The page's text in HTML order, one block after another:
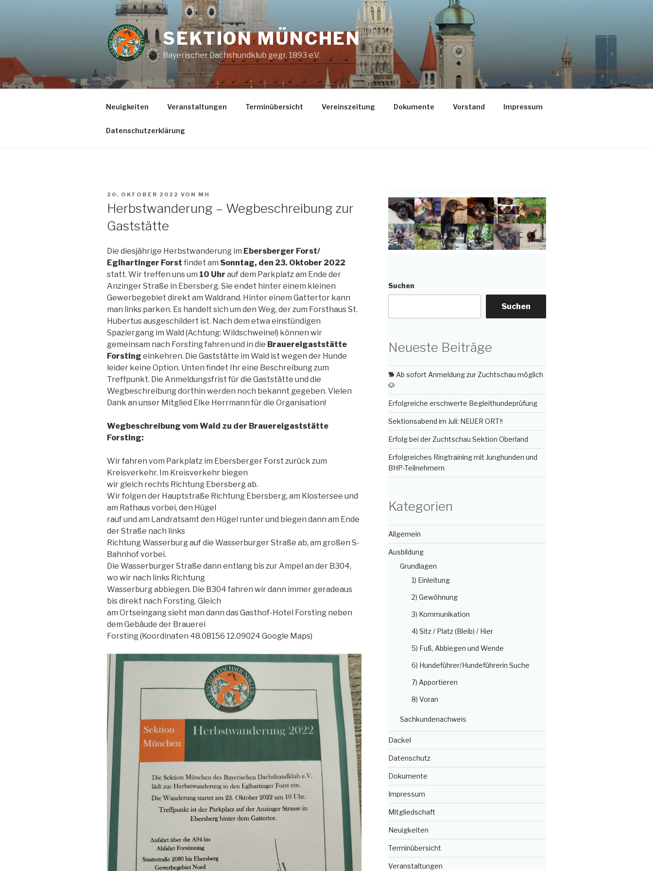
SEKTION MÜNCHEN
Bayerischer Dachshundklub gegr. 1893 e.V.
Neuigkeiten Veranstaltungen Terminübersicht Vereinszeitung Dokumente Vorstand Impressum
Datenschutzerklärung
VERÖFFENTLICHT
20. OKTOBER 2022 VON MH
Herbstwanderung – Wegbeschreibung zur
Gaststätte
Die diesjährige Herbstwanderung im Ebersberger Forst/
Eglhartinger Forst findet am Sonntag, den 23. Oktober 2022
statt. Wir treffen uns um 10 Uhr auf dem Parkplatz am Ende der
Anzinger Straße in Ebersberg. Sie endet hinter einem kleinen
Gewerbegebiet direkt am Waldrand. Hinter einem Gattertor kann
man links parken. Es handelt sich um den Weg, der zum Forsthaus St.
Hubertus ausgeschildert ist. Nach dem etwa einstündigen
Spaziergang im Wald (Achtung: Wildschweine!) können wir
gemeinsam nach Forsting fahren und in die Brauereigaststätte
Forsting einkehren. Die Gaststätte im Wald ist wegen der Hunde
leider keine Option. Unten findet Ihr eine Beschreibung zum
Treffpunkt. Die Anmeldungsfrist für die Gaststätte und die
Wegbeschreibung dorthin werden noch bekannt gegeben. Vielen
Dank an unser Mitglied Elke Herrmann für die Organisation!
Wegbeschreibung vom Wald zu der Brauereigaststätte
Forsting:
Wir fahren vom Parkplatz im Ebersberger Forst zurück zum
Kreisverkehr. Im Kreisverkehr biegen
wir gleich rechts Richtung Ebersberg ab.
Wir folgen der Hauptstraße Richtung Ebersberg, am Klostersee und
am Rathaus vorbei, den Hügel
rauf und am Landratsamt den Hügel runter und biegen dann am Ende
der Straße nach links
Richtung Wasserburg auf die Wasserburger Straße ab, am großen S-
Bahnhof vorbei.
Die Wasserburger Straße dann entlang bis zur Ampel an der B304,
wo wir nach links Richtung
Wasserburg abbiegen. Die B304 fahren wir dann immer geradeaus
bis direkt nach Forsting. Gleich
am Ortseingang sieht man dann das Gasthof-Hotel Forsting neben
dem Gebäude der Brauerei
Forsting (Koordinaten 48.08156 12.09024 Google Maps)
Suchen
Suchen
Neueste Beiträge
🐕 Ab sofort Anmeldung zur Zuchtschau möglich
🐶
Erfolgreiche erschwerte Begleithundeprüfung
Sektionsabend im Juli: NEUER ORT‼️
Erfolg bei der Zuchtschau Sektion Oberland
Erfolgreiches Ringtraining mit Junghunden und
BHP-Teilnehmern
Kategorien
Allgemein
Ausbildung
Grundlagen
1) Einleitung
2) Gewöhnung
3) Kommunikation
4) Sitz / Platz (Bleib) / Hier
5) Fuß, Abbiegen und Wende
6) Hundeführer/Hundeführerin Suche
7) Apportieren
8) Voran
Sachkundenachweis
Dackel
Datenschutz
Dokumente
Impressum
Mitgliedschaft
Neuigkeiten
Terminübersicht
Veranstaltungen